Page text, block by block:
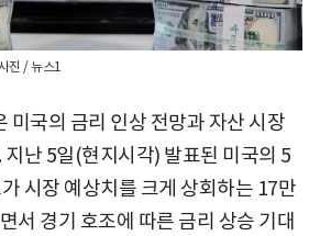
진 / 뉴스1
미국의 금리 인상 전망과 자산 시장
난 5일(현지시각) 발표된 미국의 5
시장 예상치를 크게 상회하는 17만
서 경기 호조에 따른 금리 상승 기대